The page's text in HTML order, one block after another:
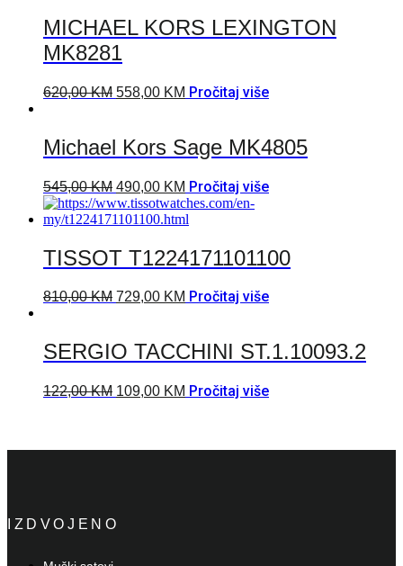
MICHAEL KORS LEXINGTON
MK8281
620,00KM 558,00 KM Pročitaj više
Michael Kors Sage MK4805
545,00KM 490,00 KM Pročitaj više
TISSOT T1224171101100
810,00KM 729,00 KM Pročitaj više
SERGIO TACCHINI ST.1.10093.2
122,00KM 109,00 KM Pročitaj više
IZDVOJENO